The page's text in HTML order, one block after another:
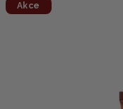
Akce